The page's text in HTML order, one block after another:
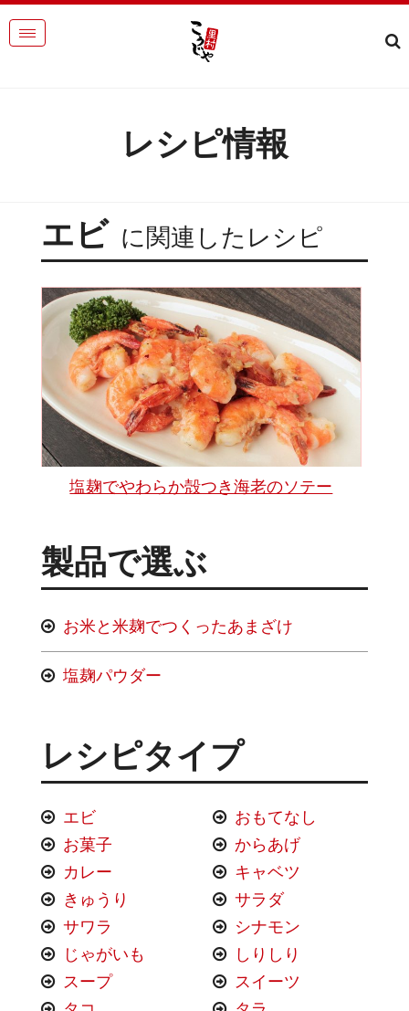
レシピ情報
エビ に関連したレシピ
塩麹でやわらか殻つき海老のソテー
製品で選ぶ
お米と米麹でつくったあまざけ
塩麹パウダー
レシピタイプ
エビ
おもてなし
お菓子
からあげ
カレー
キャベツ
きゅうり
サラダ
サワラ
シナモン
じゃがいも
しりしり
スープ
スイーツ